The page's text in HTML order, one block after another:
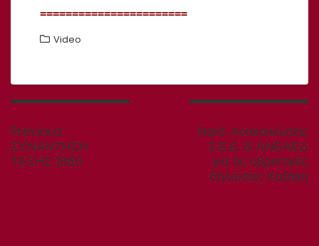
=======================
Video
Πλοήγηση
Previous:Previous
post:
ΣΥΝΑΝΤΗΣΗ
ΤΑΞΗΣ 1980
Next: Next
post:
Ανακοινώσεις
Σ.Ε.Ε. & ΑΝΕΑΕΔ
για τις υβριστικές
δηλώσεις Καζάκη